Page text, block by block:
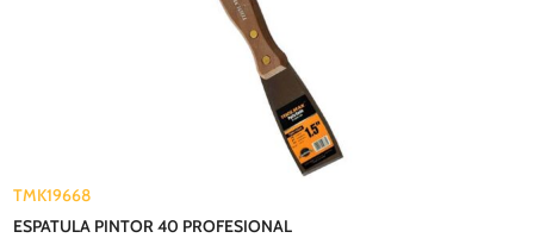
TMK19668
ESPATULA PINTOR 40 PROFESIONAL